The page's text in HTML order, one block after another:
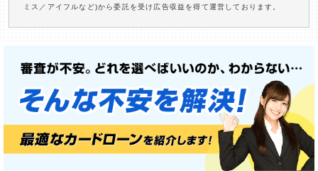
ミス／アイフルなど)から委託を受け広告収益を得て運営しております。